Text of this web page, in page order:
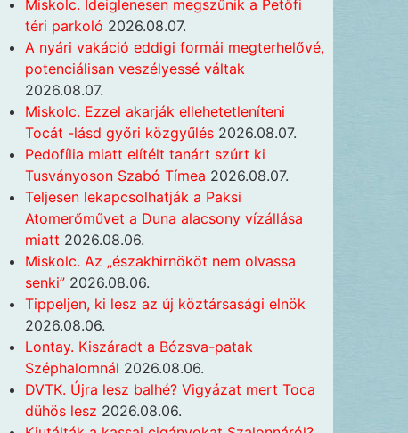
Miskolc. Ideiglenesen megszűnik a Petőfi
téri parkoló 2026.08.07.
A nyári vakáció eddigi formái megterhelővé,
potenciálisan veszélyessé váltak
2026.08.07.
Miskolc. Ezzel akarják ellehetetleníteni
Tocát -lásd győri közgyűlés 2026.08.07.
Pedofília miatt elítélt tanárt szúrt ki
Tusványoson Szabó Tímea 2026.08.07.
Teljesen lekapcsolhatják a Paksi
Atomerőművet a Duna alacsony vízállása
miatt 2026.08.06.
Miskolc. Az „északhirnököt nem olvassa
senki” 2026.08.06.
Tippeljen, ki lesz az új köztársasági elnök
2026.08.06.
Lontay. Kiszáradt a Bózsva-patak
Széphalomnál 2026.08.06.
DVTK. Újra lesz balhé? Vigyázat mert Toca
dühös lesz 2026.08.06.